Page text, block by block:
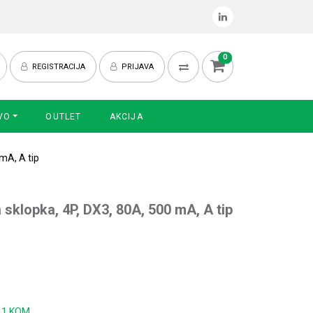
REGISTRACIJA PRIJAVA
0
OUTLET AKCIJA
A tip
4P, DX3, 80A, 500 mA, A tip